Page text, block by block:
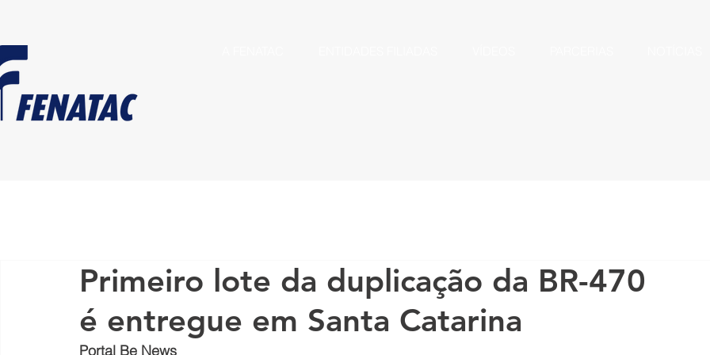
Primeiro lote da duplicação da BR-470
é entregue em Santa Catarina
Portal Be News